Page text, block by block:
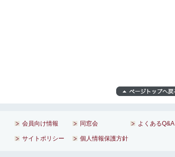
会員向け情報 同窓会 よくあるQ&A
サイトポリシー 個人情報保護方針